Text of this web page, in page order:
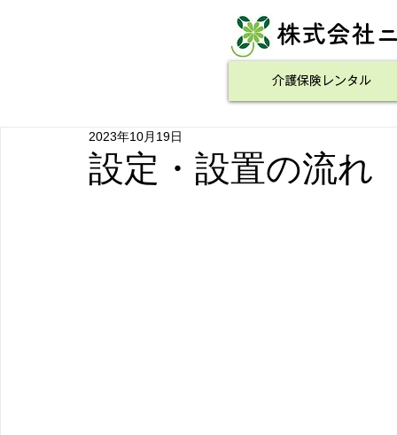
株式会社
介護保険レンタル
設定・設置の流れ
2023年10月19日